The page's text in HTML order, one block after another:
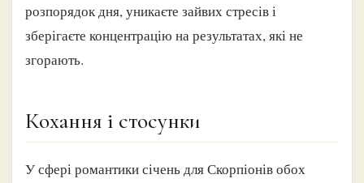
розпорядок дня, уникаєте зайвих стресів і
зберігаєте концентрацію на результатах, які не
згорають.
Кохання і стосунки
У сфері романтики січень для Скорпіонів обох